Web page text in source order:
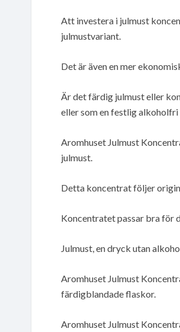
Att investera i julmust
julmustvariant.
Det är även en mer
Är det färdig julmust eller
eller som en festlig
Aromhuset Julmust
julmust.
Detta koncentrat följer
Koncentratet passar bra för
Julmust, en dryck utan
Aromhuset Julmust
färdigblandade flaskor.
Aromhuset Julmust